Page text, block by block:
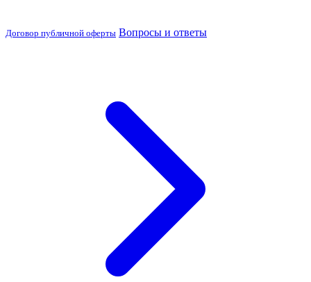
Договор публичной оферты Вопросы и ответы